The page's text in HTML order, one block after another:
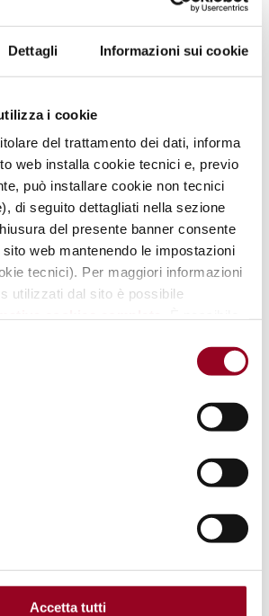
Dettagli Informazioni sui cookie
i cookie
del trattamento dei dati, informa
web installa cookie tecnici e, previo
può installare cookie non tecnici
di seguito dettagliati nella sezione
del presente banner consente
web mantenendo le impostazioni
tecnici). Per maggiori informazioni
utilizzati dal sito è possibile
Accetta tutti